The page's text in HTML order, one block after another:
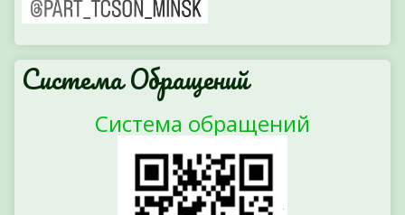
Система Обращений
Система обращений